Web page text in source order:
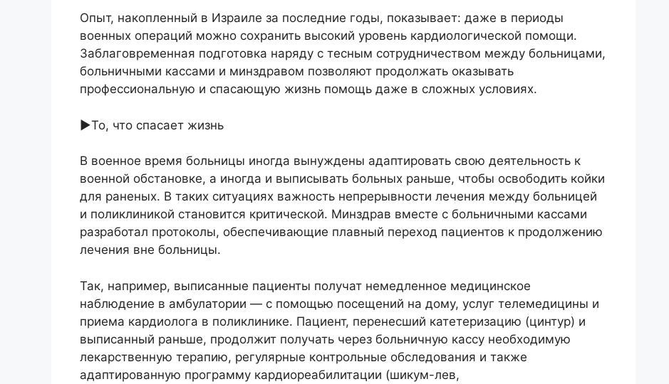
Опыт, накопленный в Израиле за последние годы, показывает: даже в периоды
военных операций можно сохранить высокий уровень кардиологической помощи.
Заблаговременная подготовка наряду с тесным сотрудничеством между больницами,
больничными кассами и минздравом позволяют продолжать оказывать
профессиональную и спасающую жизнь помощь даже в сложных условиях.
►То, что спасает жизнь
В военное время больницы иногда вынуждены адаптировать свою деятельность к
военной обстановке, а иногда и выписывать больных раньше, чтобы освободить койки
для раненых. В таких ситуациях важность непрерывности лечения между больницей
и поликлиникой становится критической. Минздрав вместе с больничными кассами
разработал протоколы, обеспечивающие плавный переход пациентов к продолжению
лечения вне больницы.
Так, например, выписанные пациенты получат немедленное медицинское
наблюдение в амбулатории — с помощью посещений на дому, услуг телемедицины и
приема кардиолога в поликлинике. Пациент, перенесший катетеризацию (цинтур) и
выписанный раньше, продолжит получать через больничную кассу необходимую
лекарственную терапию, регулярные контрольные обследования и также
адаптированную программу кардиореабилитации (шикум-лев,